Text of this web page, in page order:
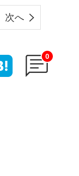
次へ
0